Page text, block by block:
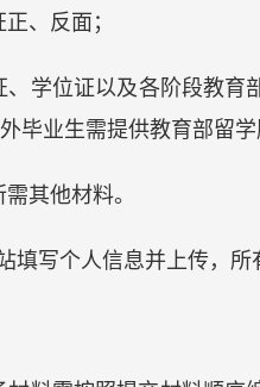
、反面；
、学位证以及各阶段教
毕业生需提供教育部留
其他材料。
填写个人信息并上传，所